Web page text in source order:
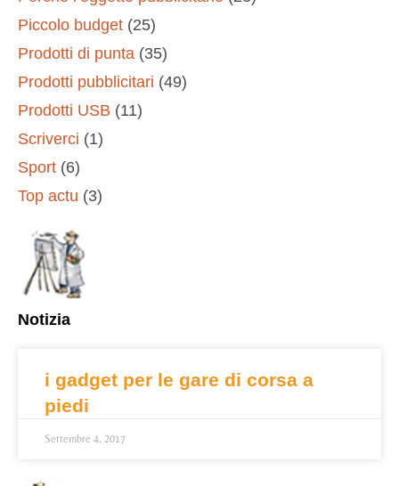
Piccolo budget (25)
Prodotti di punta (35)
Prodotti pubblicitari (49)
Prodotti USB (11)
Scriverci (1)
Sport (6)
Top actu (3)
Notizia
i gadget per le gare di corsa a
piedi
Settembre 4, 2017